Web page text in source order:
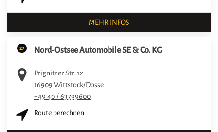
MEHR INFOS
27 Nord-Ostsee Automobile SE & Co. KG
Prignitzer Str. 12
16909 Wittstock/Dosse
+49 40 / 63799600
Route berechnen